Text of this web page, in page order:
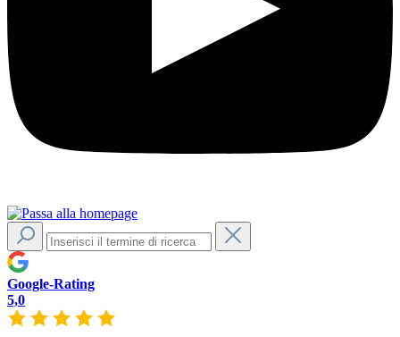
Google-Rating
5,0